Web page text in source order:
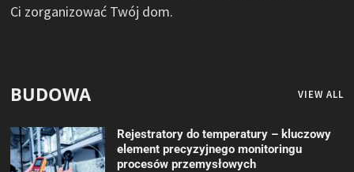
Ci zorganizować Twój dom.
BUDOWA VIEW ALL
Rejestratory do temperatury – kluczowy
element precyzyjnego monitoringu
procesów przemysłowych